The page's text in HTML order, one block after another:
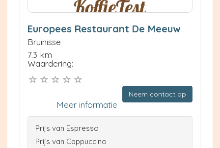
Europees Restaurant De Meeuw
Bruinisse
7.3 km
Waardering:
Neem contact op
Meer informatie
Prijs van Espresso
Prijs van Cappuccino